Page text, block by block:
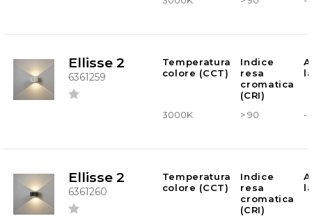
Ellisse 2
6361259
Temperatura
colore (CCT)
Indice
resa
cromatica
(CRI)
3000K > 90 -
Ellisse 2
6361260
Temperatura
colore (CCT)
Indice
resa
cromatica
(CRI)